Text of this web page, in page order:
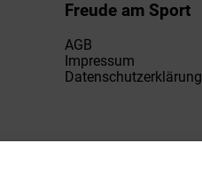
Freude am Sport
AGB
Impressum
Datenschutzerklärung